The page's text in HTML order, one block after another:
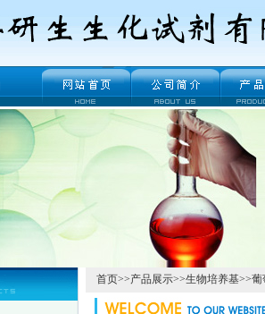
首页>>产品展示>>生物培养基>>葡